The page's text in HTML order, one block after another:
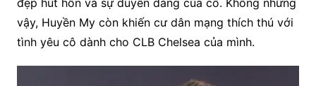
đẹp hút hồn và sự duyên dáng của cô. Không những
vậy, Huyền My còn khiến cư dân mạng thích thú với
tình yêu cô dành cho CLB Chelsea của mình.